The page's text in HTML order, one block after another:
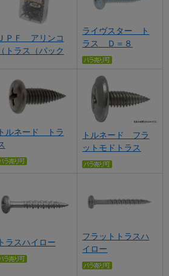
ＪＰＦ アリンコ
（トラス（パック
ライヴスター ト
ラス Ｄ＝８
トルネード トラ
トルネード フラ
ットモドトラス
トラスハイロー
フラットトラスハ
イロー